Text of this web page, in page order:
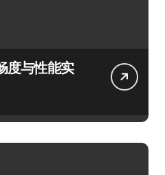
度与性能实